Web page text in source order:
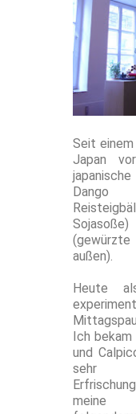
Seit
Japan
(gewürzte
außen).
Heute
Ich
und
sehr